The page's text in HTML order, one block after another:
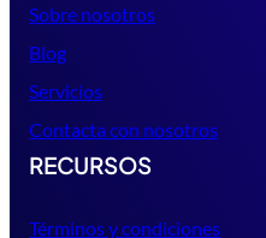
Sobre nosotros
Blog
Servicios
Contacta con nosotros
RECURSOS
Términos y condiciones